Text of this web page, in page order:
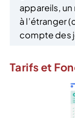
appareils,
à l’étranger
compte des
Tarifs et